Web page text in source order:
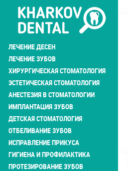
Перейти
основному
содержанию
ЛЕЧЕНИЕ ДЕСЕН
ЛЕЧЕНИЕ ЗУБОВ
ХИРУРГИЧЕСКАЯ СТОМАТОЛОГИЯ
ЭСТЕТИЧЕСКАЯ СТОМАТОЛОГИЯ
АНЕСТЕЗИЯ В СТОМАТОЛОГИИ
ИМПЛАНТАЦИЯ ЗУБОВ
ДЕТСКАЯ СТОМАТОЛОГИЯ
ОТБЕЛИВАНИЕ ЗУБОВ
ИСПРАВЛЕНИЕ ПРИКУСА
ГИГИЕНА И ПРОФИЛАКТИКА
ПРОТЕЗИРОВАНИЕ ЗУБОВ